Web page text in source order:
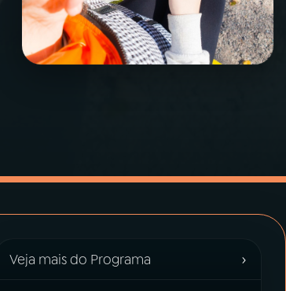
Veja mais do Programa ›